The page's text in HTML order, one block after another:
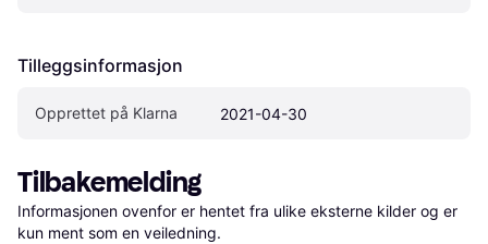
Tilleggsinformasjon
Opprettet på Klarna 2021-04-30
Tilbakemelding
Informasjonen ovenfor er hentet fra ulike eksterne kilder og er
kun ment som en veiledning.